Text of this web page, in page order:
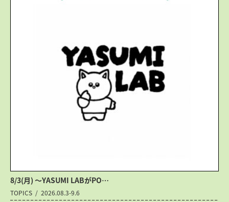
8/3(月) 〜YASUMI LABがPO…
TOPICS
2026.08.3-9.6